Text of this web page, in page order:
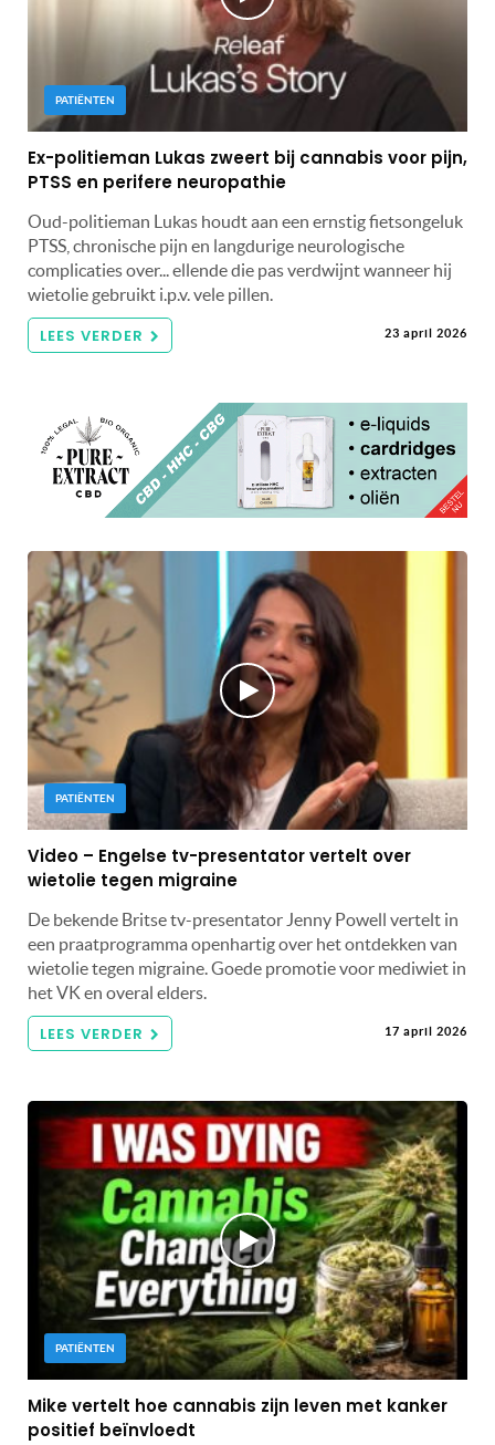
PATIËNTEN
Ex-politieman Lukas zweert bij cannabis voor pijn,
PTSS en perifere neuropathie
Oud-politieman Lukas houdt aan een ernstig fietsongeluk
PTSS, chronische pijn en langdurige neurologische
complicaties over... ellende die pas verdwijnt wanneer hij
wietolie gebruikt i.p.v. vele pillen.
LEES VERDER 23 april 2026
PATIËNTEN
Video – Engelse tv-presentator vertelt over
wietolie tegen migraine
De bekende Britse tv-presentator Jenny Powell vertelt in
een praatprogramma openhartig over het ontdekken van
wietolie tegen migraine. Goede promotie voor mediwiet in
het VK en overal elders.
LEES VERDER 17 april 2026
PATIËNTEN
Mike vertelt hoe cannabis zijn leven met kanker
positief beïnvloedt